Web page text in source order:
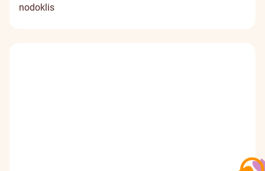
nodoklis